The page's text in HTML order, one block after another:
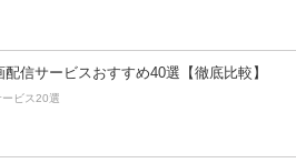
配信サービスおすすめ40選【徹底比較】
ビス20選